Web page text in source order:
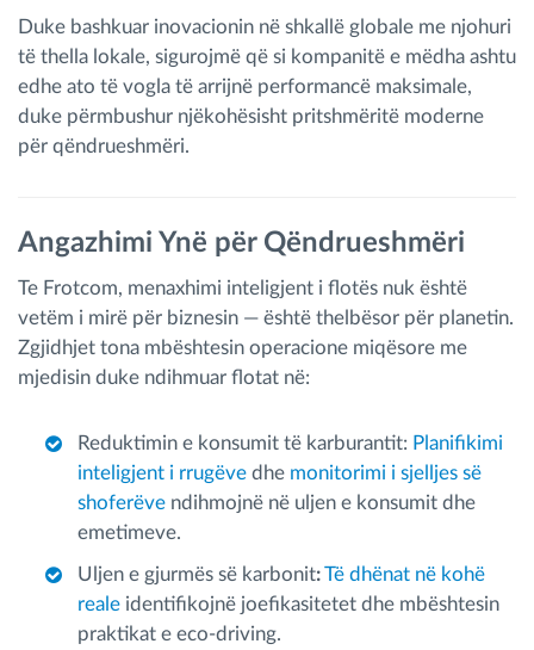
Duke bashkuar inovacionin në shkallë globale me njohuri
të thella lokale, sigurojmë që si kompanitë e mëdha ashtu
edhe ato të vogla të arrijnë performancë maksimale,
duke përmbushur njëkohësisht pritshmëritë moderne
për qëndrueshmëri.
Angazhimi Ynë për Qëndrueshmëri
Te Frotcom, menaxhimi inteligjent i flotës nuk është
vetëm i mirë për biznesin — është thelbësor për planetin.
Zgjidhjet tona mbështesin operacione miqësore me
mjedisin duke ndihmuar flotat në:
Reduktimin e konsumit të karburantit: Planifikimi
inteligjent i rrugëve dhe monitorimi i sjelljes së
shoferëve ndihmojnë në uljen e konsumit dhe
emetimeve.
Uljen e gjurmës së karbonit:Të dhënat në kohë
reale identifikojnë joefikasitetet dhe mbështesin
praktikat e eco-driving.